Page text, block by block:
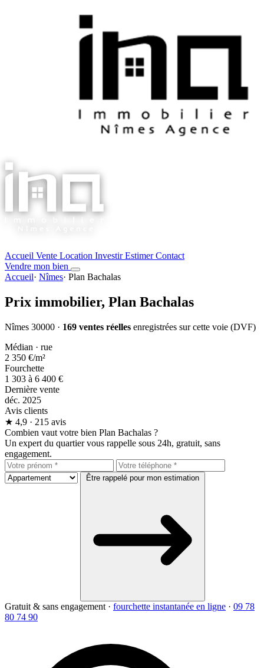
Accueil Vente Location InvestirEstimerContact
Vendre mon bien
Accueil· Nîmes· Plan Bachalas
Prix immobilier, Plan Bachalas
Nîmes 30000 · 169 ventes réelles enregistrées sur cette voie (DVF)
Médian · rue
2 350 €/m²
Fourchette
1 303 à 6 400 €
Dernière vente
déc. 2025
Avis clients
★ 4,9 · 215 avis
Combien vaut votre bien Plan Bachalas ?
Un expert du quartier vous rappelle sous 24h, gratuit, sans
engagement.
Être rappelé pour mon estimation
Gratuit & sans engagement · fourchette instantanée en ligne · 09 78
80 74 90